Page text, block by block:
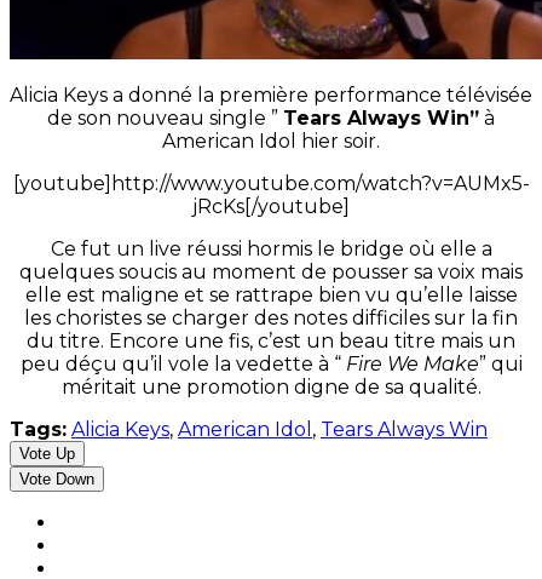
Alicia Keys a donné la première performance télévisée
de son nouveau single ” Tears Always Win” à
American Idol hier soir.
[youtube]http://www.youtube.com/watch?v=AUMx5-
jRcKs[/youtube]
Ce fut un live réussi hormis le bridge où elle a
quelques soucis au moment de pousser sa voix mais
elle est maligne et se rattrape bien vu qu’elle laisse
les choristes se charger des notes difficiles sur la fin
du titre. Encore une fis, c’est un beau titre mais un
peu déçu qu’il vole la vedette à “Fire We Make” qui
méritait une promotion digne de sa qualité.
Tags: Alicia Keys, American Idol , Tears Always Win
Vote Up
Vote Down